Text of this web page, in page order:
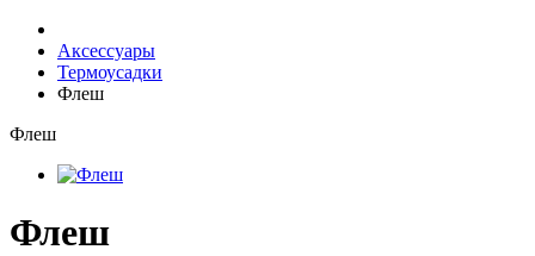
Аксессуары
Термоусадки
Флеш
Флеш
Флеш